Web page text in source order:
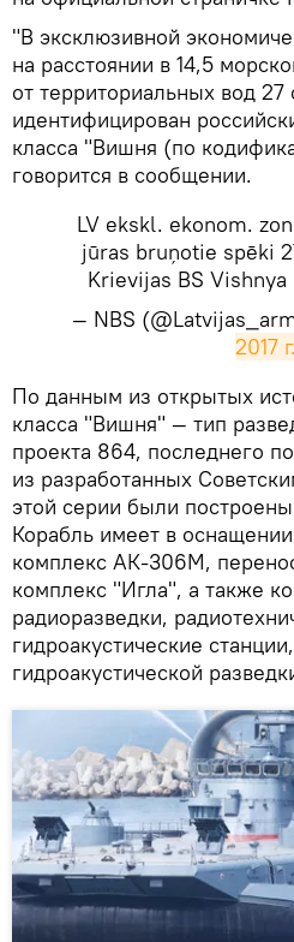
"В эксклюзивной
на расстоянии в 14,5
от территориальных вод 27
идентифицирован
класса "Вишня (по
говорится в сообщении.
LV ekskl. ekonom.
jūras bruņotie spēki
Krievijas BS
— NBS
2017 г.
​По данным из открытых
класса "Вишня" — тип
проекта 864, последнего
из разработанных
этой серии были
Корабль имеет в
комплекс АК-306М,
комплекс "Игла", а также
радиоразведки,
гидроакустические
гидроакустической